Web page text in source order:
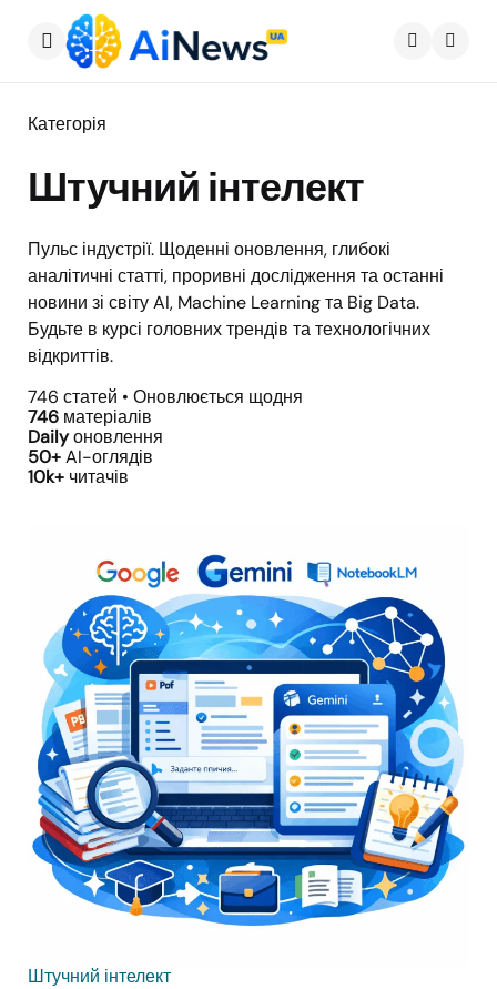
Меню
Категорія
Штучний інтелект
Пульс індустрії. Щоденні оновлення, глибокі
аналітичні статті, проривні дослідження та останні
новини зі світу AI, Machine Learning та Big Data.
Будьте в курсі головних трендів та технологічних
відкриттів.
746 статей • Оновлюється щодня
746 матеріалів
Dailyоновлення
50+AI-оглядів
10k+ читачів
Штучний інтелект